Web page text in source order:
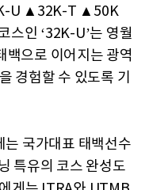
U ▲32K-T ▲50K
스인 ‘32K-U’는 영월
백으로 이어지는 광역
경험할 수 있도록 기
국가대표 태백선수
특유의 코스 완성도